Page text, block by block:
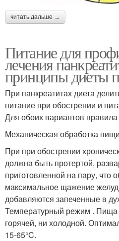
читать дальше →
Питание для
лечения
принципы диеты
При панкреатитах диета
питание при обострении и
Для обоих вариантов
Механическая обработка
При при обострении
должна быть протертой,
приготовленной на пару, что
максимальное щажение
добавляются запеченные в
Температурный режим . Пища
горячей, ни холодной.
15-65°C.